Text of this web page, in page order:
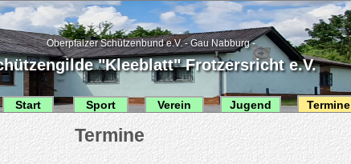
Oberpfälzer Schützenbund e.V. - Gau Nabburg -
"Kleeblatt" Frotzersricht e.V.
Start Sport Verein Jugend Termine